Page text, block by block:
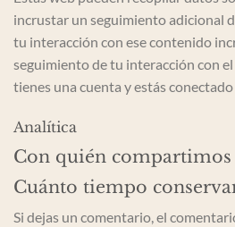
incrustar un seguimiento adicional
tu interacción con ese contenido
seguimiento de tu interacción con
tienes una cuenta y estás conectado
Analítica
Con quién compartimos
Cuánto tiempo
Si dejas un comentario, el